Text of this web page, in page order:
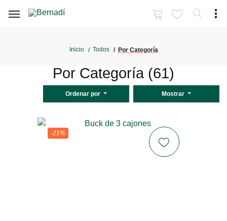
Inicio Todos Por Categoría
Por Categoría (61)
Ordenar por Mostrar
-21%